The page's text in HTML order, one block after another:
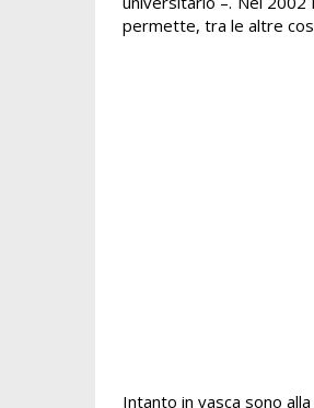
permette, tra le altre
Intanto in vasca sono